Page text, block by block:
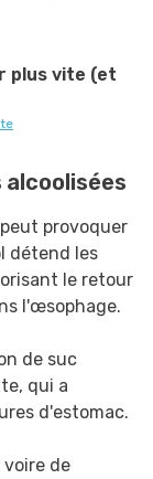
plus vite (et
alcoolisées
provoquer
détend les
le retour
l'œsophage.
de suc
qui a
d'estomac.
de